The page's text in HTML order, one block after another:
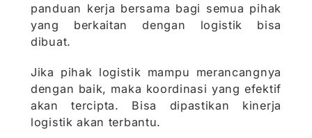
panduan kerja bersama bagi semua pihak
yang berkaitan dengan logistik bisa
dibuat.
Jika pihak logistik mampu merancangnya
dengan baik, maka koordinasi yang efektif
akan tercipta. Bisa dipastikan kinerja
logistik akan terbantu.